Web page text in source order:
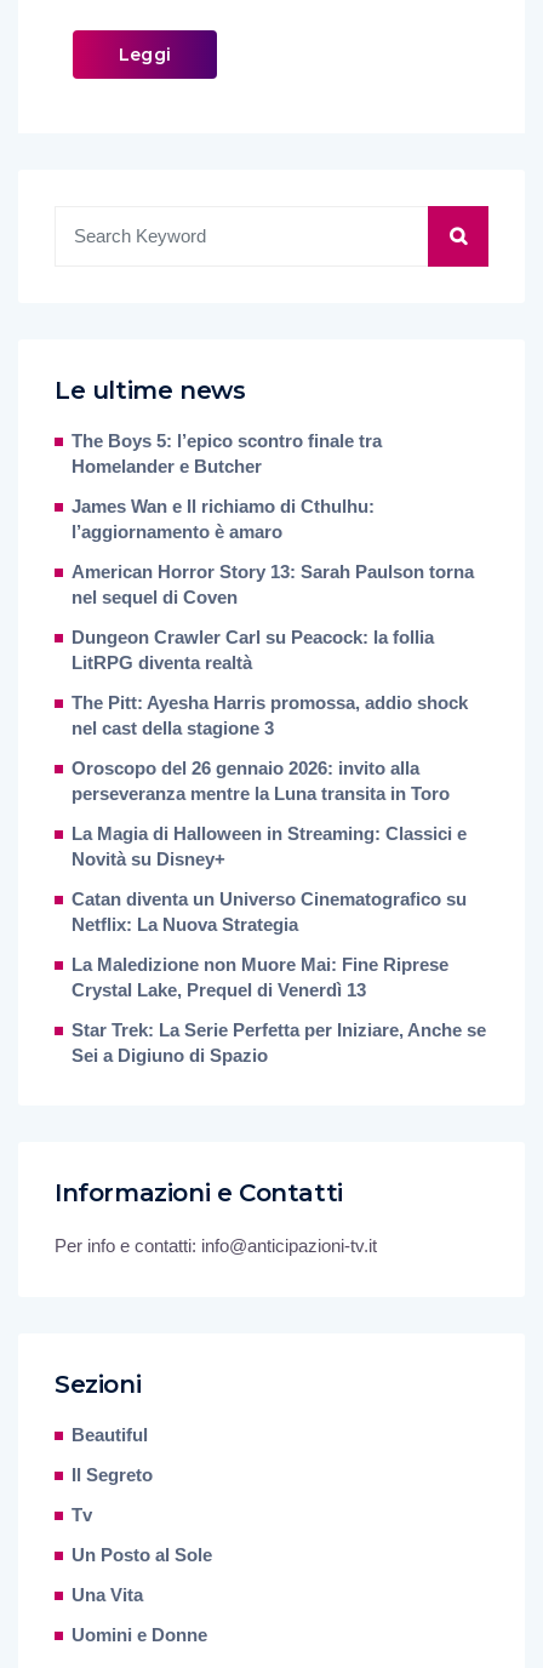
Leggi
Le ultime news
The Boys 5: l’epico scontro finale tra
Homelander e Butcher
James Wan e Il richiamo di Cthulhu:
l’aggiornamento è amaro
American Horror Story 13: Sarah Paulson torna
nel sequel di Coven
Dungeon Crawler Carl su Peacock: la follia
LitRPG diventa realtà
The Pitt: Ayesha Harris promossa, addio shock
nel cast della stagione 3
Oroscopo del 26 gennaio 2026: invito alla
perseveranza mentre la Luna transita in Toro
La Magia di Halloween in Streaming: Classici e
Novità su Disney+
Catan diventa un Universo Cinematografico su
Netflix: La Nuova Strategia
La Maledizione non Muore Mai: Fine Riprese
Crystal Lake, Prequel di Venerdì 13
Star Trek: La Serie Perfetta per Iniziare, Anche se
Sei a Digiuno di Spazio
Informazioni e Contatti
Per info e contatti: info@anticipazioni-tv.it
Sezioni
Beautiful
Il Segreto
Tv
Un Posto al Sole
Una Vita
Uomini e Donne